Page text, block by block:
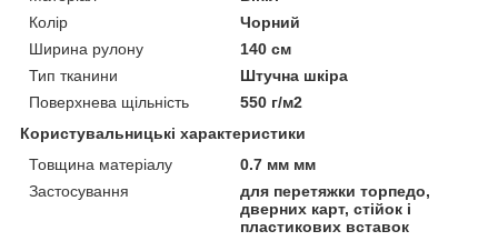
Колір
Чорний
Ширина рулону
140 см
Тип тканини
Штучна шкіра
Поверхнева щільність
550 г/м2
Користувальницькі характеристики
Товщина матеріалу
0.7 мм мм
Застосування
для перетяжки торпедо,
дверних карт, стійок і
пластикових вставок